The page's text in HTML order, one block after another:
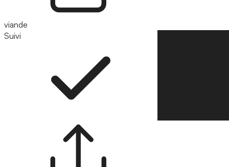
viande
Suivi